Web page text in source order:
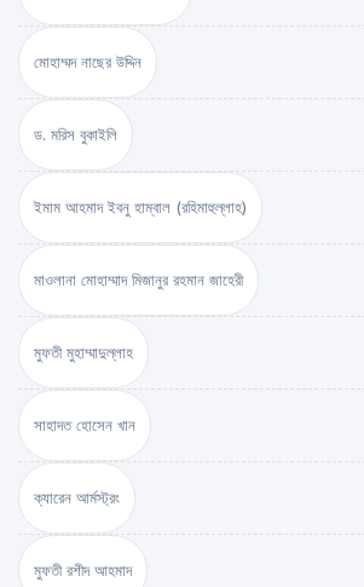
মোহাম্মদ নাছের উদ্দিন
ড. মরিস বুকাইলি
ইমাম আহমাদ ইবনু হাম্বাল (রহিমাহুল্লাহ)
মাওলানা মোহাম্মাদ মিজানুর রহমান জাহেরী
মুফতী মুহাম্মাদুল্লাহ
সাহাদত হোসেন খান
ক্যারেন আর্মস্ট্রং
মুফতী রশীদ আহমাদ